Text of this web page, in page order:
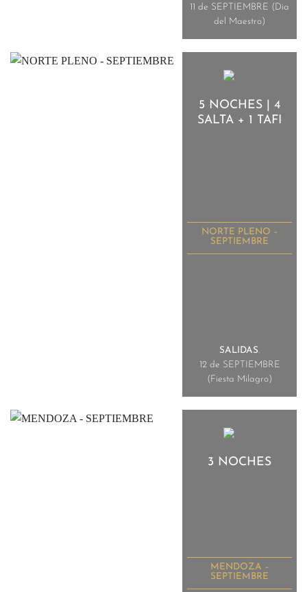
11 de SEPTIEMBRE (Dia
del Maestro)
5 NOCHES | 4
SALTA + 1 TAFI
NORTE PLENO –
SEPTIEMBRE
SALIDAS
12 de SEPTIEMBRE
(Fiesta Milagro)
3 NOCHES
MENDOZA –
SEPTIEMBRE